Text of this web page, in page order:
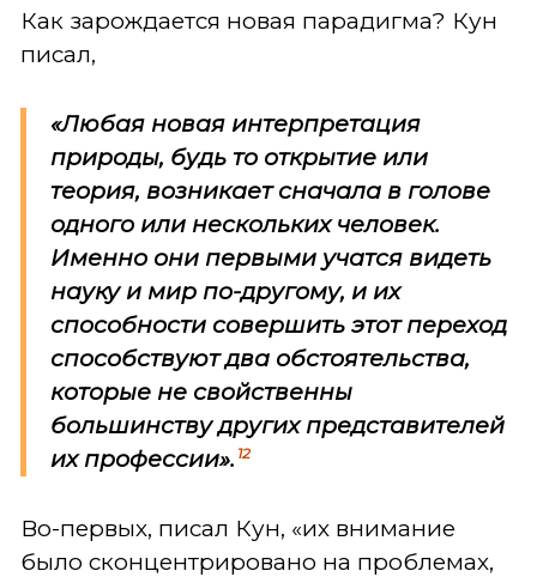
Как зарождается новая парадигма? Кун
писал,
«Любая новая интерпретация
природы, будь то открытие или
теория, возникает сначала в голове
одного или нескольких человек.
Именно они первыми учатся видеть
науку и мир по-другому, и их
способности совершить этот переход
способствуют два обстоятельства,
которые не свойственны
большинству других представителей
их профессии». 12
Во-первых, писал Кун, «их внимание
было сконцентрировано на проблемах,